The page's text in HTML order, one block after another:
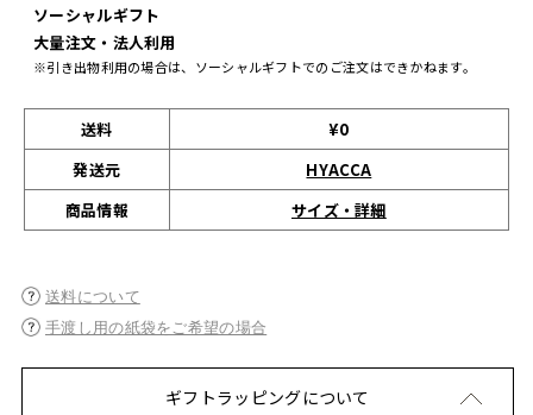
ソーシャルギフト
大量注文・法人利用
※引き出物利用の場合は、ソーシャルギフトでのご注文はできかねます。
送料
¥0
発送元
HYACCA
商品情報
サイズ・詳細
送料について
手渡し用の紙袋をご希望の場合
ギフトラッピングについて